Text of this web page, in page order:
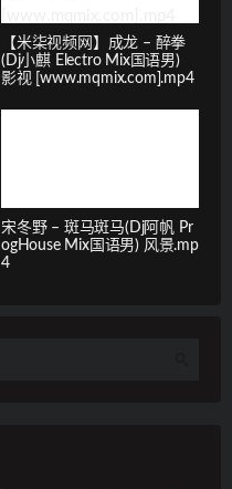
【米柒视频网】成龙 – 醉拳
(Dj小麒 Electro Mix国语男)
影视 [www.mqmix.com].mp4
宋冬野 – 斑马斑马(Dj阿帆 Pr
ogHouse Mix国语男) 风景.mp
4